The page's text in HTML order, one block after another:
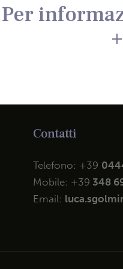
Per
Contatti
Telefono: +39
Mobile: +39 348
Email: